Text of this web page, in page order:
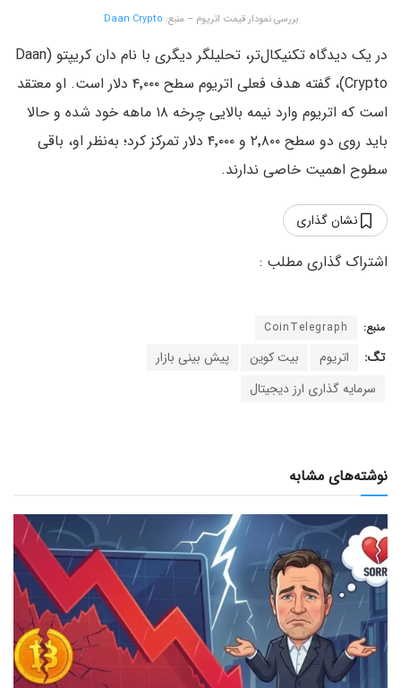
بررسی نمودار قیمت اتریوم – منبع: Daan Crypto
در یک دیدگاه تکنیکال‌تر، تحلیلگر دیگری با نام دان کریپتو (Daan
Crypto)، گفته هدف فعلی اتریوم سطح ۴٬۰۰۰ دلار است. او معتقد
است که اتریوم وارد نیمه بالایی چرخه ۱۸ ماهه خود شده و حالا
باید روی دو سطح ۲٬۸۰۰ و ۴٬۰۰۰ دلار تمرکز کرد؛ به‌نظر او، باقی
سطوح اهمیت خاصی ندارند.
نشان گذاری
منبع: CoinTelegraph
تگ: اتریوم بیت کوین
پیش بینی بازار
سرمایه گذاری ارز دیجیتال
نوشته‌های مشابه